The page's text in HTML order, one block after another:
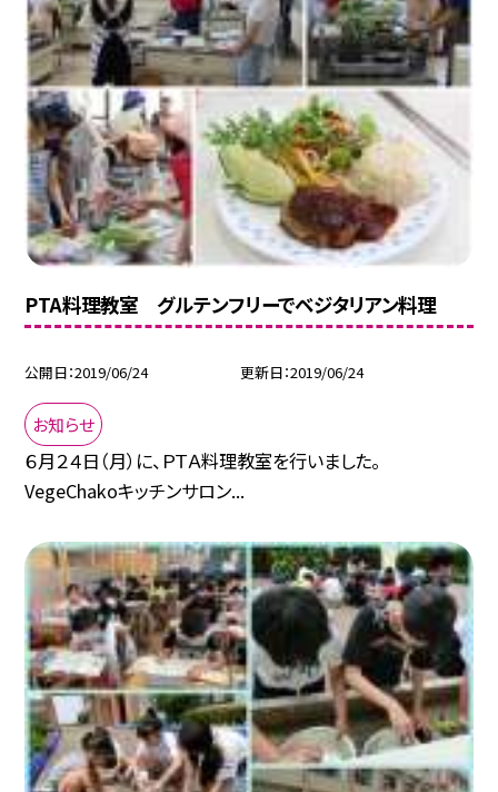
PTA料理教室 グルテンフリーでベジタリアン料理
公開日 2019/06/24 更新日 2019/06/24
お知らせ
６月２４日（月）に、ＰＴＡ料理教室を行いました。
VegeChakoキッチンサロン...